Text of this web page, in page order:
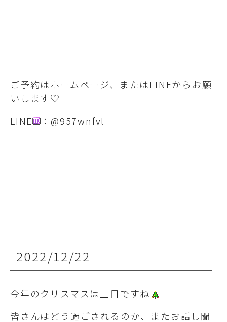
ご予約はホームページ、またはLINEからお願
いします♡
LINE
：@957wnfvl
2022/12/22
今年のクリスマスは土日ですね
皆さんはどう過ごされるのか、またお話し聞